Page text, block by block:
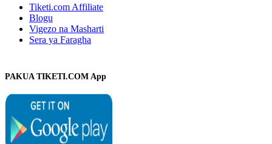
Tiketi.com Affiliate
Blogu
Vigezo na Masharti
Sera ya Faragha
PAKUA TIKETI.COM App